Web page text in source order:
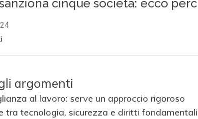
argomenti
al lavoro: serve un approccio rigoroso
tra tecnologia, sicurezza e diritti fondamentali